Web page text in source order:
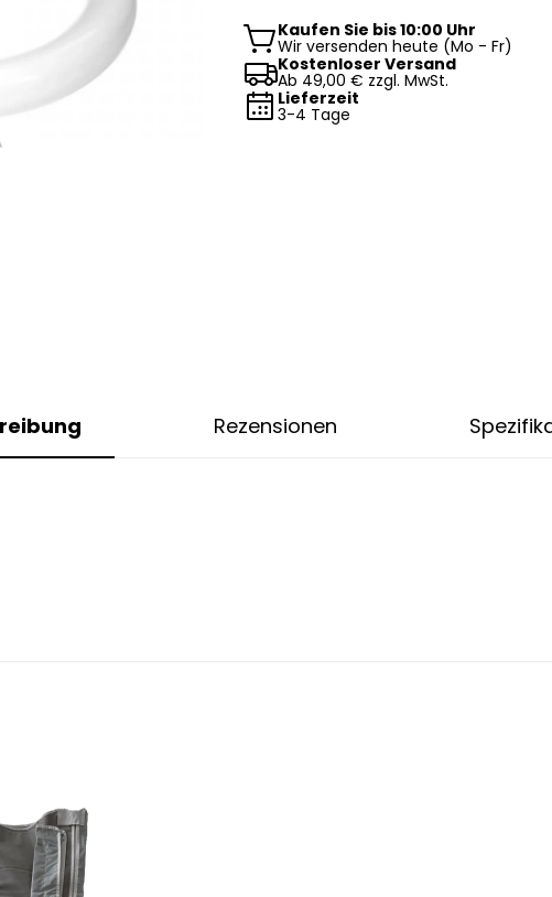
Kaufen Sie bis 10:00 Uhr
Wir versenden heute (Mo - Fr)
Kostenloser Versand
Ab 49,00 € zzgl. MwSt.
Lieferzeit
3-4 Tage
Rezensionen